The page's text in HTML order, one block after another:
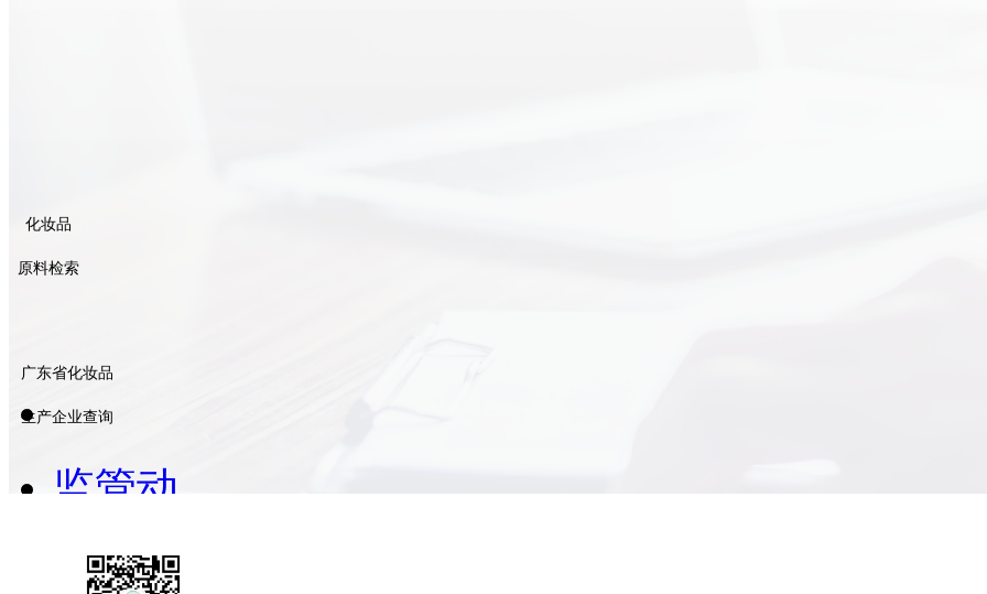
化妆品
原料检索
广东省化妆品
生产企业查询
监管动
态